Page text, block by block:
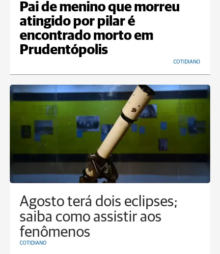
Pai de menino que morreu
atingido por pilar é
encontrado morto em
Prudentópolis
COTIDIANO
Agosto terá dois eclipses;
saiba como assistir aos
fenômenos
COTIDIANO